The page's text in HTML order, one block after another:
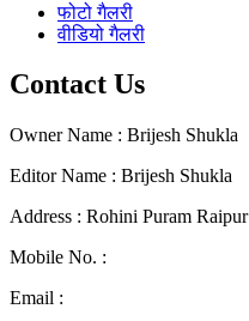
फोटो गैलरी
वीडियो गैलरी
Contact Us
Owner Name : Brijesh Shukla
Editor Name : Brijesh Shukla
Address : Rohini Puram Raipur
Mobile No. :
Email :